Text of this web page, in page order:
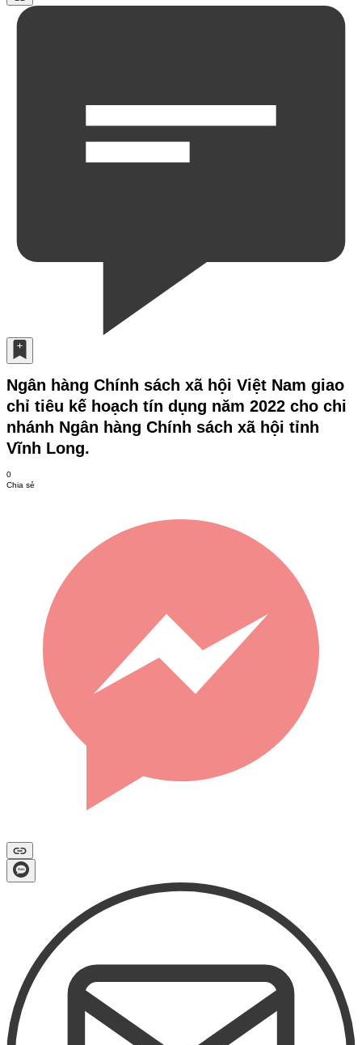
Ngân hàng Chính sách xã hội Việt Nam giao
chỉ tiêu kế hoạch tín dụng năm 2022 cho chi
nhánh Ngân hàng Chính sách xã hội tỉnh
Vĩnh Long.
0
Chia sẻ